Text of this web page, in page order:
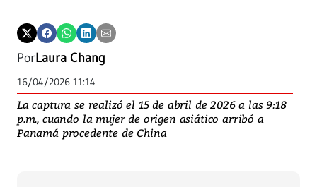
PorLaura Chang
16/04/2026 11:14
La captura se realizó el 15 de abril de 2026 a las 9:18
p.m., cuando la mujer de origen asiático arribó a
Panamá procedente de China